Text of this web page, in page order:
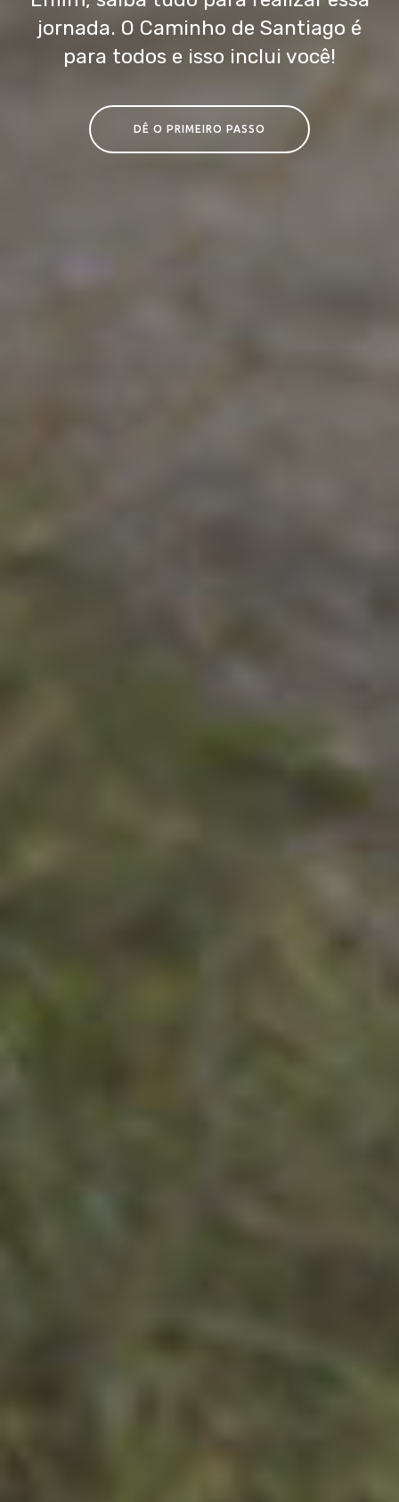
jornada. O Caminho de Santiago é
para todos e isso inclui você!
DÊ O PRIMEIRO PASSO